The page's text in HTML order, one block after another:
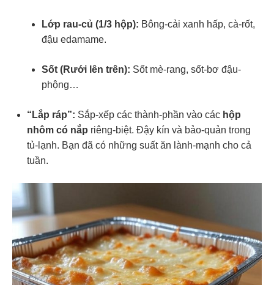
Lớp rau-củ (1/3 hộp): Bông-cải xanh hấp, cà-rốt,
đậu edamame.
Sốt (Rưới lên trên): Sốt mè-rang, sốt-bơ đậu-
phộng…
“Lắp ráp”: Sắp-xếp các thành-phần vào các hộp
nhôm có nắp riêng-biệt. Đậy kín và bảo-quản trong
tủ-lạnh. Bạn đã có những suất ăn lành-mạnh cho cả
tuần.